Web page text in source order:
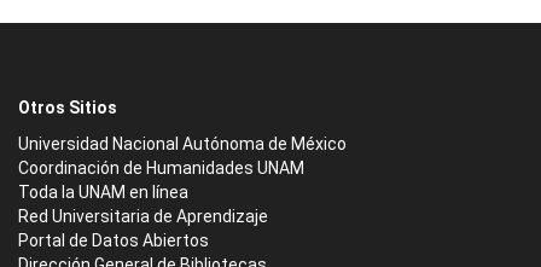
Otros Sitios
Universidad Nacional Autónoma de México
Coordinación de Humanidades UNAM
Toda la UNAM en línea
Red Universitaria de Aprendizaje
Portal de Datos Abiertos